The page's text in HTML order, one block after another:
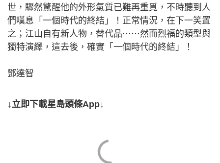
世，驟然驚醒他的外形氣質已難再重覓，不時聽到人
們嘆息「一個時代的終結」！正常情況，在下一笑置
之；江山自有新人物，替代品⋯⋯然而烈福的類型與
獨特演繹，這去後，確實「一個時代的終結」！
鄧達智
↓立即下載星島頭條App↓